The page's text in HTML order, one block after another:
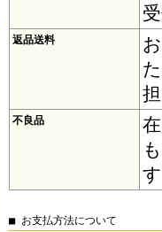
返品送料
不良品
■ お支払方法について